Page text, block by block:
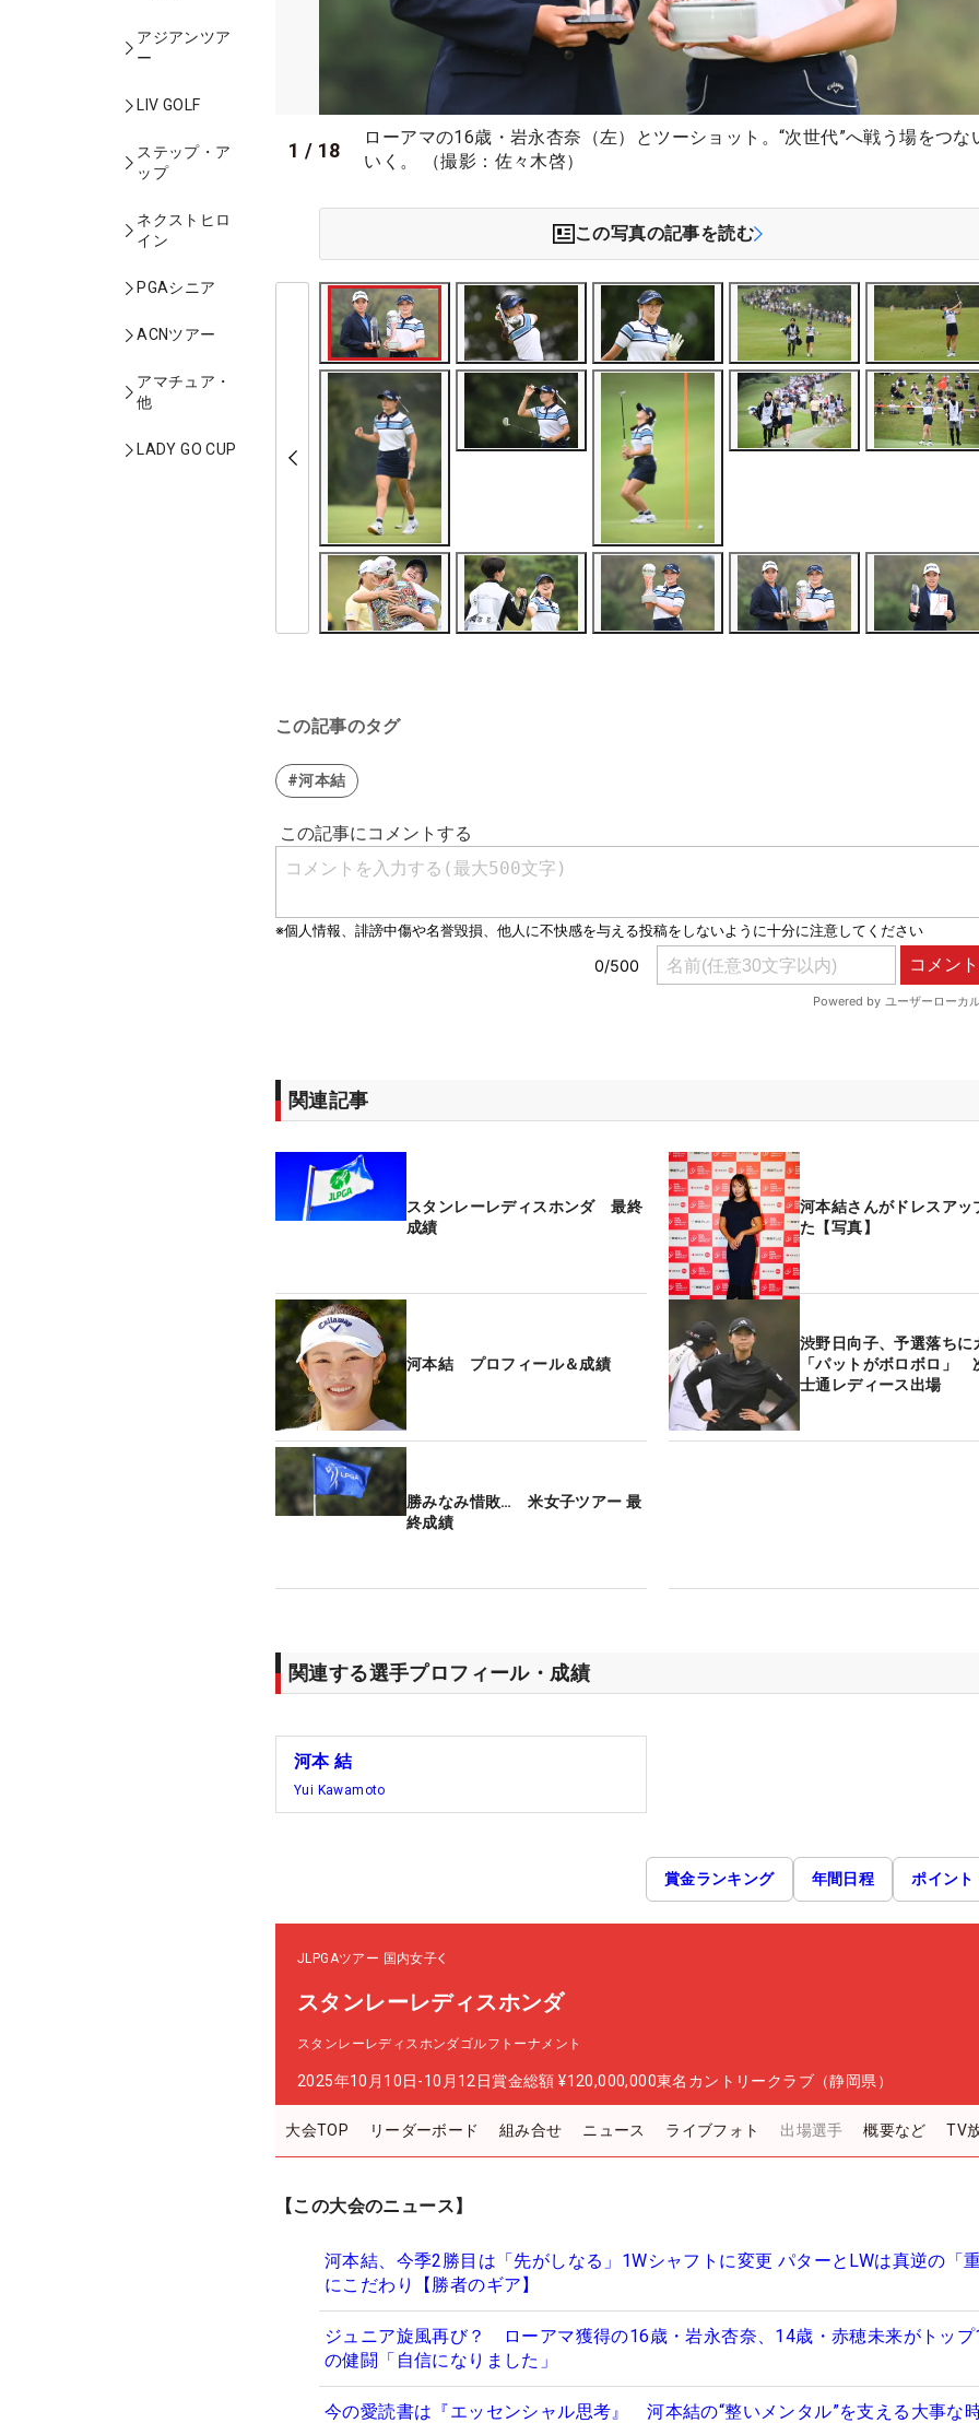
アジアンツア
ー
LIV GOLF
ステップ・ア
ップ
ネクストヒロ
イン
PGAシニア
ACNツアー
アマチュア・
他
LADY GO CUP
1 / 18
ローアマの16歳・岩永杏奈（左）とツーショット。“次世代”へ戦う場をつな
いく。 （撮影：佐々木啓）
この写真の記事を読む
この記事のタグ
#河本結
関連記事
スタンレーレディスホンダ 最終
成績
河本結さんがドレスアッ
た【写真】
河本結 プロフィール＆成績
渋野日向子、予選落ちに
「パットがボロボロ」
士通レディース出場
勝みなみ惜敗… 米女子ツアー 最
終成績
関連する選手プロフィール・成績
河本 結
Yui Kawamoto
賞金ランキング 年間日程 ポイント
JLPGAツアー 国内女子
スタンレーレディスホンダ
スタンレーレディスホンダゴルフトーナメント
2025年10月10日-10月12日賞金総額 ¥120,000,000東名カントリークラブ（静岡県）
大会TOP リーダーボード 組み合せ ニュース ライブフォト 出場選手 概要など TV
【この大会のニュース】
河本結、今季2勝目は「先がしなる」1Wシャフトに変更 パターとLWは真逆の「
にこだわり【勝者のギア】
ジュニア旋風再び？ ローアマ獲得の16歳・岩永杏奈、14歳・赤穂未来がトップ
の健闘「自信になりました」
今の愛読書は『エッセンシャル思考』 河本結の“整いメンタル”を支える大事な